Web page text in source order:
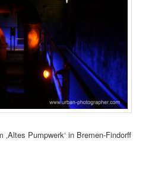
Pumpwerk‘ in Bremen-Findorff